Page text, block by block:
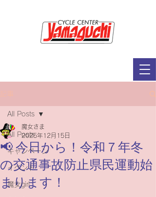
All Posts
キャンペーン
イベント
魔女girl
All Posts
📢 今日から！令和７年冬
の交通事故防止県民運動始
まります！
魔女さま
2025年12月15日